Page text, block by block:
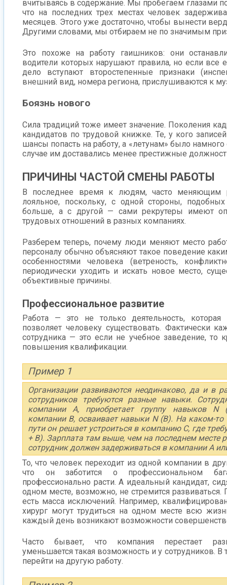
вчитываясь в содержание. Мы пробегаем глазами
что на последних трех местах человек
месяцев. Этого уже достаточно, чтобы вынести
Другими словами, мы отбираем не по значимым
Это похоже на работу гаишников: они
водители которых нарушают правила, но если все
дело вступают второстепенные признаки
внешний вид, номера региона, прислушиваются к
Боязнь нового
Сила традиций тоже имеет значение. Поколения
кандидатов по трудовой книжке. Те, у кого
шансы попасть на работу, а «летунам» было
случае им доставались менее престижные
ПРИЧИНЫ ЧАСТОЙ СМЕНЫ РАБОТЫ
В последнее время к людям, часто меняющим
лояльное, поскольку, с одной стороны,
больше, а с другой — сами рекрутеры имеют
трудовых отношений в разных компаниях.
Разберем теперь, почему люди меняют место
персоналу обычно объясняют такое поведение
особенностями человека (ветреность,
периодически уходить и искать новое место,
объективные причины.
Профессиональное развитие
Работа — это не только деятельность,
позволяет человеку существовать. Фактически
сотрудника — это если не учебное заведение, то
повышения квалификации.
Пример 1
Организации развиваются неодинаково, да и в
сотрудников требуются разные навыки.
компании А, приобретает группу навыков N
компании B, осваивает навыки N (B). На каком-то
пути он решает устроиться в компанию С, где
+ В). Зарплата там выше, чем на последнем месте
сотрудник должен задерживаться в компании А
То, что человек переходит из одной компании в
что он заботится о профессиональном
профессионально расти. А идеальный кандидат,
одном месте, возможно, не стремится развиваться.
есть масса исключений. Например,
хирург могут трудиться на одном месте всю
каждый день возникают возможности
Часто бывает, что компания перестает
уменьшается такая возможность и у сотрудников. В
перейти на другую работу.